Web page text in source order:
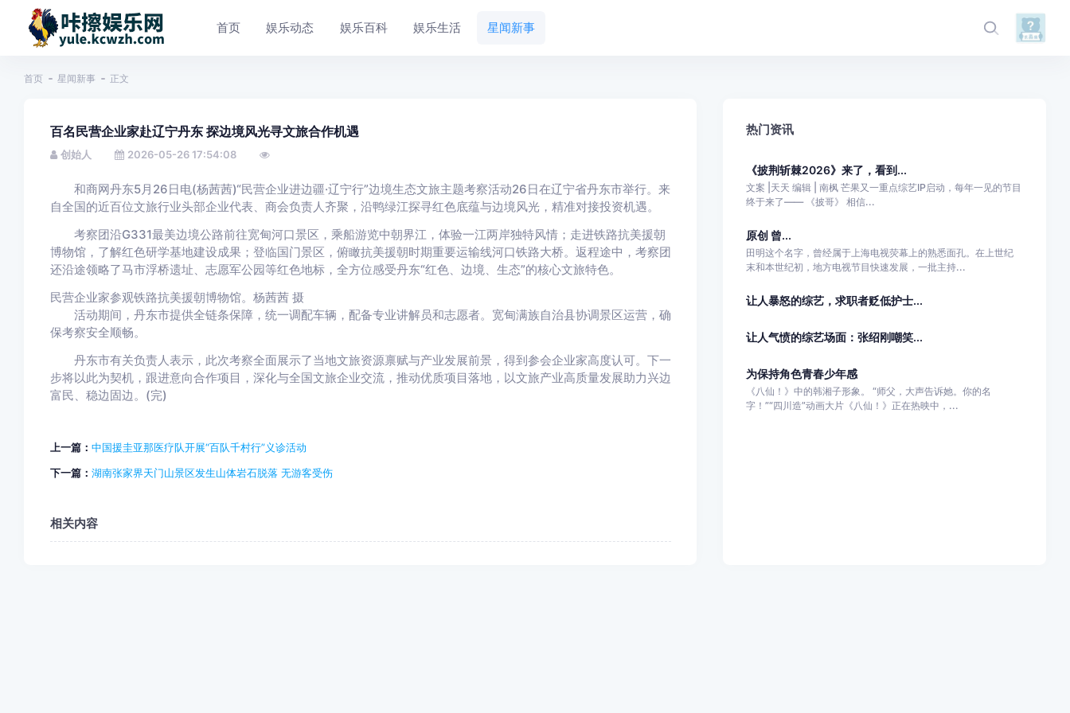
首页 娱乐动态 娱乐百科 娱乐生活 星闻新事
首页 星闻新事 正文
百名民营企业家赴辽宁丹东 探边境风光寻文旅合作机遇
创始人 2026-05-26 17:54:08
和商网丹东5月26日电(杨茜茜)“民营企业进边疆·辽宁行”边境生态文旅主题考察活动26日在辽宁省丹东市举行。来
自全国的近百位文旅行业头部企业代表、商会负责人齐聚，沿鸭绿江探寻红色底蕴与边境风光，精准对接投资机遇。
考察团沿G331最美边境公路前往宽甸河口景区，乘船游览中朝界江，体验一江两岸独特风情；走进铁路抗美援朝
博物馆，了解红色研学基地建设成果；登临国门景区，俯瞰抗美援朝时期重要运输线河口铁路大桥。返程途中，考察团
还沿途领略了马市浮桥遗址、志愿军公园等红色地标，全方位感受丹东“红色、边境、生态”的核心文旅特色。
民营企业家参观铁路抗美援朝博物馆。杨茜茜 摄
活动期间，丹东市提供全链条保障，统一调配车辆，配备专业讲解员和志愿者。宽甸满族自治县协调景区运营，确
保考察安全顺畅。
丹东市有关负责人表示，此次考察全面展示了当地文旅资源禀赋与产业发展前景，得到参会企业家高度认可。下一
步将以此为契机，跟进意向合作项目，深化与全国文旅企业交流，推动优质项目落地，以文旅产业高质量发展助力兴边
富民、稳边固边。(完)
上一篇： 中国援圭亚那医疗队开展“百队千村行”义诊活动
下一篇： 湖南张家界天门山景区发生山体岩石脱落 无游客受伤
相关内容
热门资讯
《披荆斩棘2026》来了，看到...
文案 |天天 编辑 | 南枫 芒果又一重点综艺IP启动，每年一见的节目
终于来了—— 《披哥》 相信...
原创 曾...
田明这个名字，曾经属于上海电视荧幕上的熟悉面孔。在上世纪
末和本世纪初，地方电视节目快速发展，一批主持...
让人暴怒的综艺，求职者贬低护士...
让人气愤的综艺场面：张绍刚嘲笑...
为保持角色青春少年感
《八仙！》中的韩湘子形象。 “师父，大声告诉她。你的名
字！”“四川造”动画大片《八仙！》正在热映中，...